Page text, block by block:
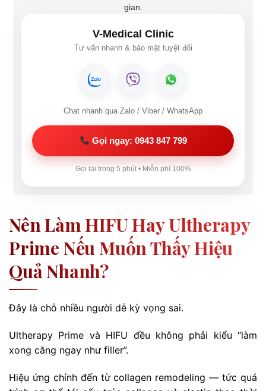
gian.
V-Medical Clinic
Tư vấn nhanh & bảo mật tuyệt đối
Chat nhanh qua Zalo / Viber / WhatsApp
Gọi ngay: 0943 847 799
Gọi lại trong 5 phút • Miễn phí 100%
Nên Làm HIFU Hay Ultherapy
Prime Nếu Muốn Thấy Hiệu
Quả Nhanh?
Đây là chỗ nhiều người dễ kỳ vọng sai.
Ultherapy Prime và HIFU đều không phải kiểu “làm
xong căng ngay như filler”.
Hiệu ứng chính đến từ collagen remodeling — tức quá